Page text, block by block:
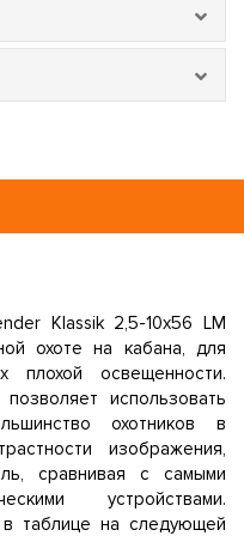
Klassik 2,5-10x56 LM
охоте на кабана, для
плохой освещенности.
использовать
охотников в
изображения,
сравнивая с самыми
устройствами.
таблице на следующей